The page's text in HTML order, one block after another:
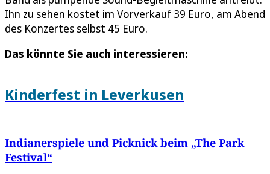
Ihn zu sehen kostet im Vorverkauf 39 Euro, am Abend
des Konzertes selbst 45 Euro.
Das könnte Sie auch interessieren:
Kinderfest in Leverkusen
Indianerspiele und Picknick beim „The Park
Festival“